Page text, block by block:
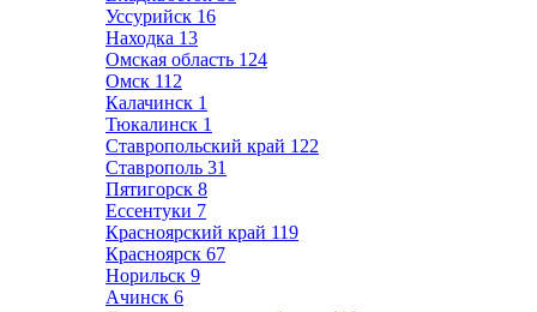
Уссурийск 16
Находка 13
Омская область 124
Омск 112
Калачинск 1
Тюкалинск 1
Ставропольский край 122
Ставрополь 31
Пятигорск 8
Ессентуки 7
Красноярский край 119
Красноярск 67
Норильск 9
Ачинск 6